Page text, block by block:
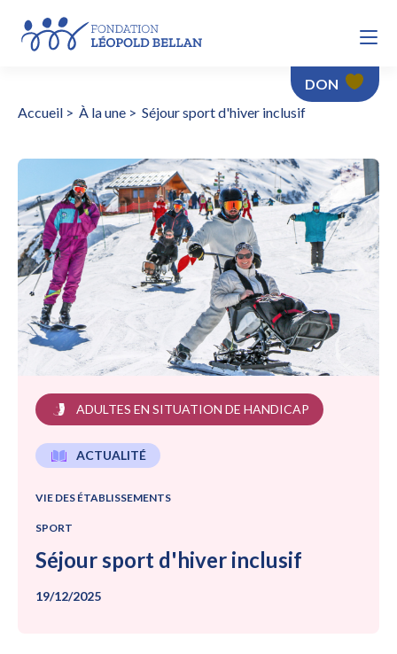
DON
Accueil > À la une > Séjour sport d'hiver inclusif
Séjour sport d'hiver inclusif
ADULTES EN SITUATION DE HANDICAP
ACTUALITÉ
VIE DES ÉTABLISSEMENTS
SPORT
Séjour sport d'hiver inclusif
19/12/2025